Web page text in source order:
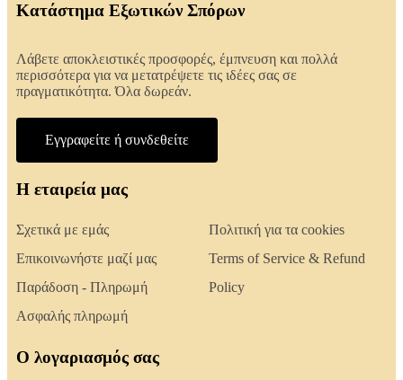
Κατάστημα Εξωτικών Σπόρων
Λάβετε αποκλειστικές προσφορές, έμπνευση και πολλά
περισσότερα για να μετατρέψετε τις ιδέες σας σε
πραγματικότητα. Όλα δωρεάν.
Εγγραφείτε ή συνδεθείτε
Η εταιρεία μας
Σχετικά με εμάς
Επικοινωνήστε μαζί μας
Παράδοση - Πληρωμή
Ασφαλής πληρωμή
Πολιτική για τα cookies
Terms of Service & Refund
Policy
Ο λογαριασμός σας